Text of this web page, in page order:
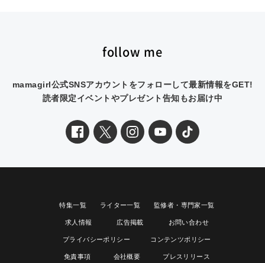
follow me
mamagirl公式SNSアカウントをフォローして最新情報をGET!
読者限定イベントやプレゼント告知もお届け中
特集一覧 ライター一覧 監修者・専門家一覧
求人情報 広告掲載 お問い合わせ
プライバシーポリシー コンテンツポリシー
免責事項 会社概要 プレスリリース